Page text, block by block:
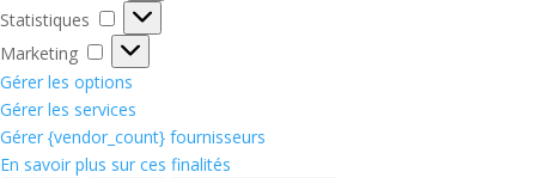
Statistiques
Statistiques
Marketing
Marketing
Gérer les options
Gérer les services
Gérer {vendor_count} fournisseurs
En savoir plus sur ces finalités